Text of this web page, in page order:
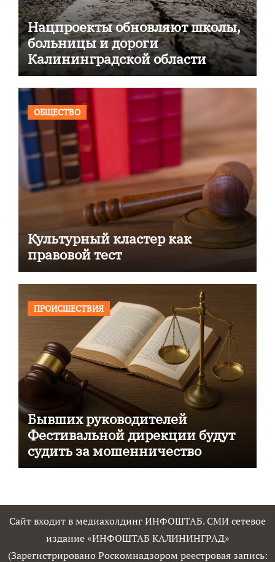
Нацпроекты обновляют школы,
больницы и дороги
Калининградской области
ОБЩЕСТВО
Культурный кластер как
правовой тест
ПРОИСШЕСТВИЯ
Бывших руководителей
Фестивальной дирекции будут
судить за мошенничество
Сайт входит в медиахолдинг ИНФОШТАБ. СМИ сетевое
издание «ИНФОШТАБ КАЛИНИНГРАД»
(Зарегистрировано Роскомнадзором реестровая запись: